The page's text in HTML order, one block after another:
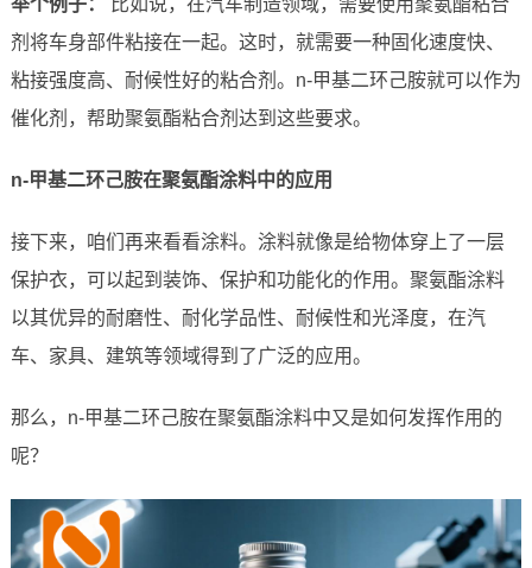
举个例子：
比如说，在汽车制造领域，需要使用聚氨酯粘合
剂将车身部件粘接在一起。这时，就需要一种固化速度快、
粘接强度高、耐候性好的粘合剂。n-甲基二环己胺就可以作为
催化剂，帮助聚氨酯粘合剂达到这些要求。
n-甲基二环己胺在聚氨酯涂料中的应用
接下来，咱们再来看看涂料。涂料就像是给物体穿上了一层
保护衣，可以起到装饰、保护和功能化的作用。聚氨酯涂料
以其优异的耐磨性、耐化学品性、耐候性和光泽度，在汽
车、家具、建筑等领域得到了广泛的应用。
那么，n-甲基二环己胺在聚氨酯涂料中又是如何发挥作用的
呢？